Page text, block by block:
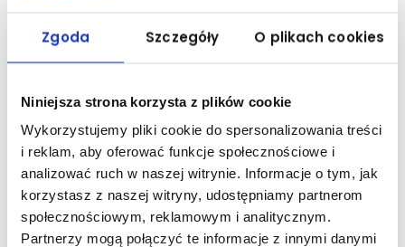
Zgoda Szczegóły O plikach cookies
Niniejsza strona korzysta z plików cookie
Wykorzystujemy pliki cookie do spersonalizowania treści
i reklam, aby oferować funkcje społecznościowe i
analizować ruch w naszej witrynie. Informacje o tym, jak
korzystasz z naszej witryny, udostępniamy partnerom
społecznościowym, reklamowym i analitycznym.
Partnerzy mogą połączyć te informacje z innymi danymi
Data publikacji: 08 czerwca 2026
UDOSTĘPNIJ: